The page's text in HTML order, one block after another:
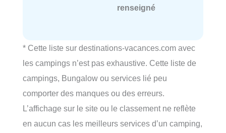
renseigné
* Cette liste sur destinations-vacances.com avec
les campings n’est pas exhaustive. Cette liste de
campings, Bungalow ou services lié peu
comporter des manques ou des erreurs.
L’affichage sur le site ou le classement ne reflète
en aucun cas les meilleurs services d’un camping,